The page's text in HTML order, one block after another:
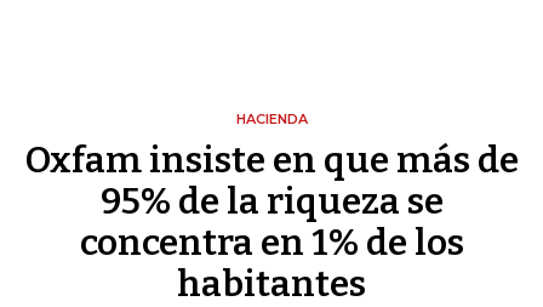
HACIENDA
Oxfam insiste en que más de
95% de la riqueza se
concentra en 1% de los
habitantes